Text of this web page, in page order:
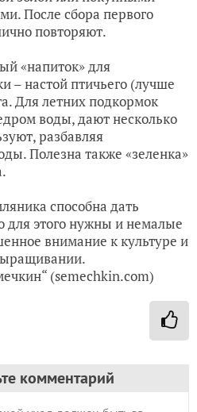
После сбора первого
повторяют.
«напиток» для
– настой птичьего (лучше
Для летних подкормок
воды, дают несколько
разбавляя
Полезна также «зеленка»
способна дать
для этого нужны и немалые
внимание к культуре и
(semechkin.com)
комментарий